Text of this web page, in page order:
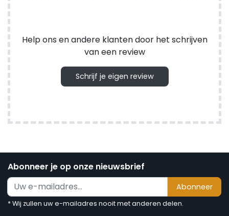
Help ons en andere klanten door het schrijven
van een review
Schrijf je eigen review
Abonneer je op onze nieuwsbrief
Abonneer
* Wij zullen uw e-mailadres nooit met anderen delen.